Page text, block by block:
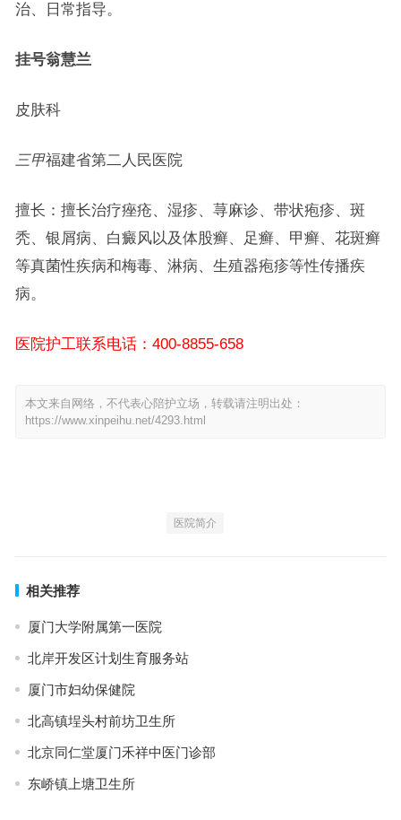
治、日常指导。
挂号翁慧兰
皮肤科
三甲福建省第二人民医院
擅长：擅长治疗痤疮、湿疹、荨麻诊、带状疱疹、斑
秃、银屑病、白癜风以及体股癣、足癣、甲癣、花斑癣
等真菌性疾病和梅毒、淋病、生殖器疱疹等性传播疾
病。
医院护工联系电话：400-8855-658
本文来自网络，不代表心陪护立场，转载请注明出处：
https://www.xinpeihu.net/4293.html
医院简介
相关推荐
厦门大学附属第一医院
北岸开发区计划生育服务站
厦门市妇幼保健院
北高镇埕头村前坊卫生所
北京同仁堂厦门禾祥中医门诊部
东峤镇上塘卫生所